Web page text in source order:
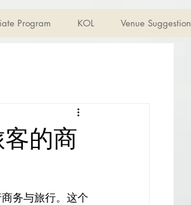
Program KOL Venue Suggestion
的商
务与旅行。这个